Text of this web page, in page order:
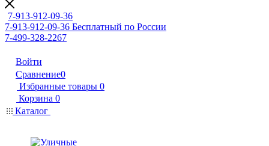
7-913-912-09-36
7-913-912-09-36 Бесплатный по России
7-499-328-2267
Войти
Сравнение0
Избранные товары 0
Корзина 0
Каталог